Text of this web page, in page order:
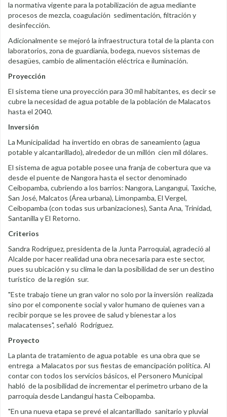
la normativa vigente para la potabilización de agua mediante
procesos de mezcla, coagulación sedimentación, filtración y
desinfección.
Adicionalmente se mejoró la infraestructura total de la planta con
laboratorios, zona de guardianía, bodega, nuevos sistemas de
desagües, cambio de alimentación eléctrica e iluminación.
Proyección
El sistema tiene una proyección para 30 mil habitantes, es decir se
cubre la necesidad de agua potable de la población de Malacatos
hasta el 2040.
Inversión
La Municipalidad ha invertido en obras de saneamiento (agua
potable y alcantarillado), alrededor de un millón cien mil dólares.
El sistema de agua potable posee una franja de cobertura que va
desde el puente de Nangora hasta el sector denominado
Ceibopamba, cubriendo a los barrios: Nangora, Langangui, Taxiche,
San José, Malcatos (Área urbana), Limonpamba, El Vergel,
Ceibopamba (con todas sus urbanizaciones), Santa Ana, Trinidad,
Santanilla y El Retorno.
Criterios
Sandra Rodríguez, presidenta de la Junta Parroquial, agradeció al
Alcalde por hacer realidad una obra necesaria para este sector,
pues su ubicación y su clima le dan la posibilidad de ser un destino
turístico de la región sur.
"Este trabajo tiene un gran valor no solo por la inversión realizada
sino por el componente social y valor humano de quienes van a
recibir porque se les provee de salud y bienestar a los
malacatenses", señaló Rodríguez.
Proyecto
La planta de tratamiento de agua potable es una obra que se
entrega a Malacatos por sus fiestas de emancipación política. Al
contar con todos los servicios básicos, el Personero Municipal
habló de la posibilidad de incrementar el perímetro urbano de la
parroquia desde Landangui hasta Ceibopamba.
"En una nueva etapa se prevé el alcantarillado sanitario y pluvial